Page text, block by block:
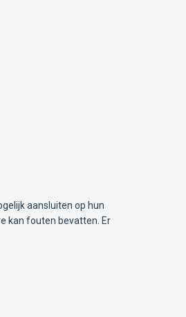
aansluiten op hun
kan fouten bevatten. Er